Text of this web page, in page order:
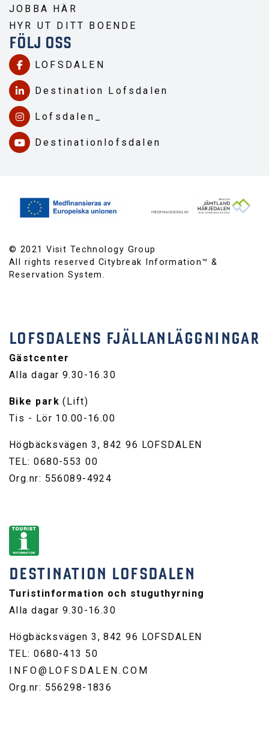
JOBBA HÄR
HYR UT DITT BOENDE
FÖLJ OSS
LOFSDALEN
Destination Lofsdalen
Lofsdalen_
Destinationlofsdalen
© 2021 Visit Technology Group
All rights reserved Citybreak Information™ &
Reservation System.
DESTINATION LOFSDALEN
Turistinformation och stuguthyrning
Alla dagar 9.30-16.30
Högbäcksvägen 3, 842 96 LOFSDALEN
TEL: 0680-413 50
INFO@LOFSDALEN.COM
Org.nr: 556298-1836
LOFSDALENS FJÄLLANLÄGGNINGAR
Gästcenter
Alla dagar 9.30-16.30
Bike park (Lift)
Tis - Lör 10.00-16.00
Högbäcksvägen 3, 842 96 LOFSDALEN
TEL: 0680-553 00
Org.nr: 556089-4924